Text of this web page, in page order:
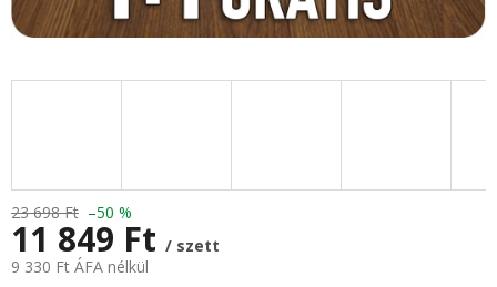
23 698 Ft –50 %
11 849 Ft / szett
9 330 Ft ÁFA nélkül